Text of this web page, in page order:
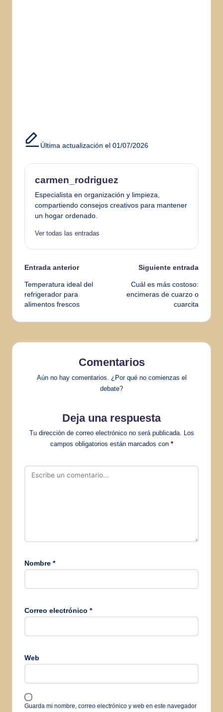
Última actualización el 01/07/2026
carmen_rodriguez
Especialista en organización y limpieza,
compartiendo consejos creativos para mantener
un hogar ordenado.
Ver todas las entradas
Navegación
de
entradas
Entrada anterior
Temperatura ideal del
refrigerador para
alimentos frescos
Siguiente entrada
Cuál es más costoso:
encimeras de cuarzo o
cuarcita
Comentarios
Aún no hay comentarios. ¿Por qué no comienzas el
debate?
Deja una respuesta
Tu dirección de correo electrónico no será publicada. Los
campos obligatorios están marcados con *
Nombre *
Correo electrónico *
Web
Guarda mi nombre, correo electrónico y web en este navegador